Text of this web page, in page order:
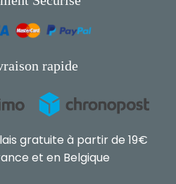
rapide
gratuite à partir de 19€
et en Belgique